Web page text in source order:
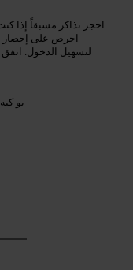
احجز تذاكر مسبقاً إذا
احرص على إحضار
لتسهيل الدخول.
403, 405 ست جون ست, لندن EC1V 4AB, يو كيه